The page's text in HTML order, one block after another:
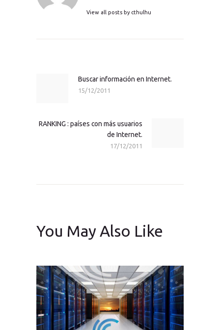
View all posts by cthulhu
entradasPrevious
post:
Buscar información en Internet.
15/12/2011
RANKING : países con más usuarios
de Internet.
17/12/2011
You May Also Like